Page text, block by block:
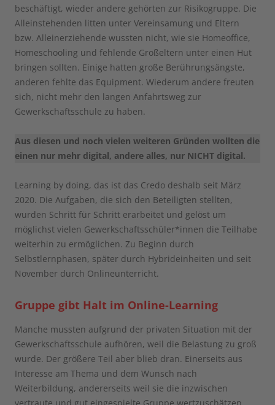
beschäftigt, wieder andere gehörten zur Risikogruppe. Die
Alleinstehenden litten unter Vereinsamung und Eltern
bzw. Alleinerziehende wussten nicht, wie sie Homeoffice,
Homeschooling und fehlende Großeltern unter einen Hut
bringen sollten. Einige hatten große Berührungsängste,
anderen fehlte das Equipment. Wiederum andere freuten
sich, nicht mehr den langen Anfahrtsweg zur
Gewerkschaftsschule zu haben.
Aus diesen und noch vielen weiteren Gründen wollten die
einen nur mehr digital, andere alles, nur NICHT digital.
Learning by doing, das ist das Credo deshalb seit März
2020. Die Aufgaben, die sich den Beteiligten stellten,
wurden Schritt für Schritt erarbeitet und gelöst um
möglichst vielen Gewerkschaftsschüler*innen die Teilhabe
weiterhin zu ermöglichen. Zu Beginn durch
Selbstlernphasen, später durch Hybrideinheiten und seit
November durch Onlineunterricht.
Gruppe gibt Halt im Online-Learning
Manche mussten aufgrund der privaten Situation mit der
Gewerkschaftsschule aufhören, weil die Belastung zu groß
wurde. Der größere Teil aber blieb dran. Einerseits aus
Interesse am Thema und dem Wunsch nach
Weiterbildung, andererseits weil sie die inzwischen